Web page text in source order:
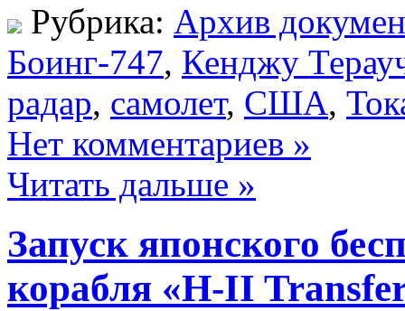
Рубрика: Архив
Боинг-747, Кенджу
радар, самолет, США,
Нет комментариев »
Читать дальше »
Запуск японского
корабля «H-II